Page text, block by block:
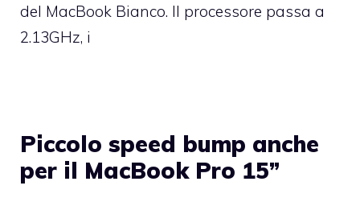
del MacBook Bianco. Il processore passa a
2.13GHz, i
Piccolo speed bump anche
per il MacBook Pro 15”